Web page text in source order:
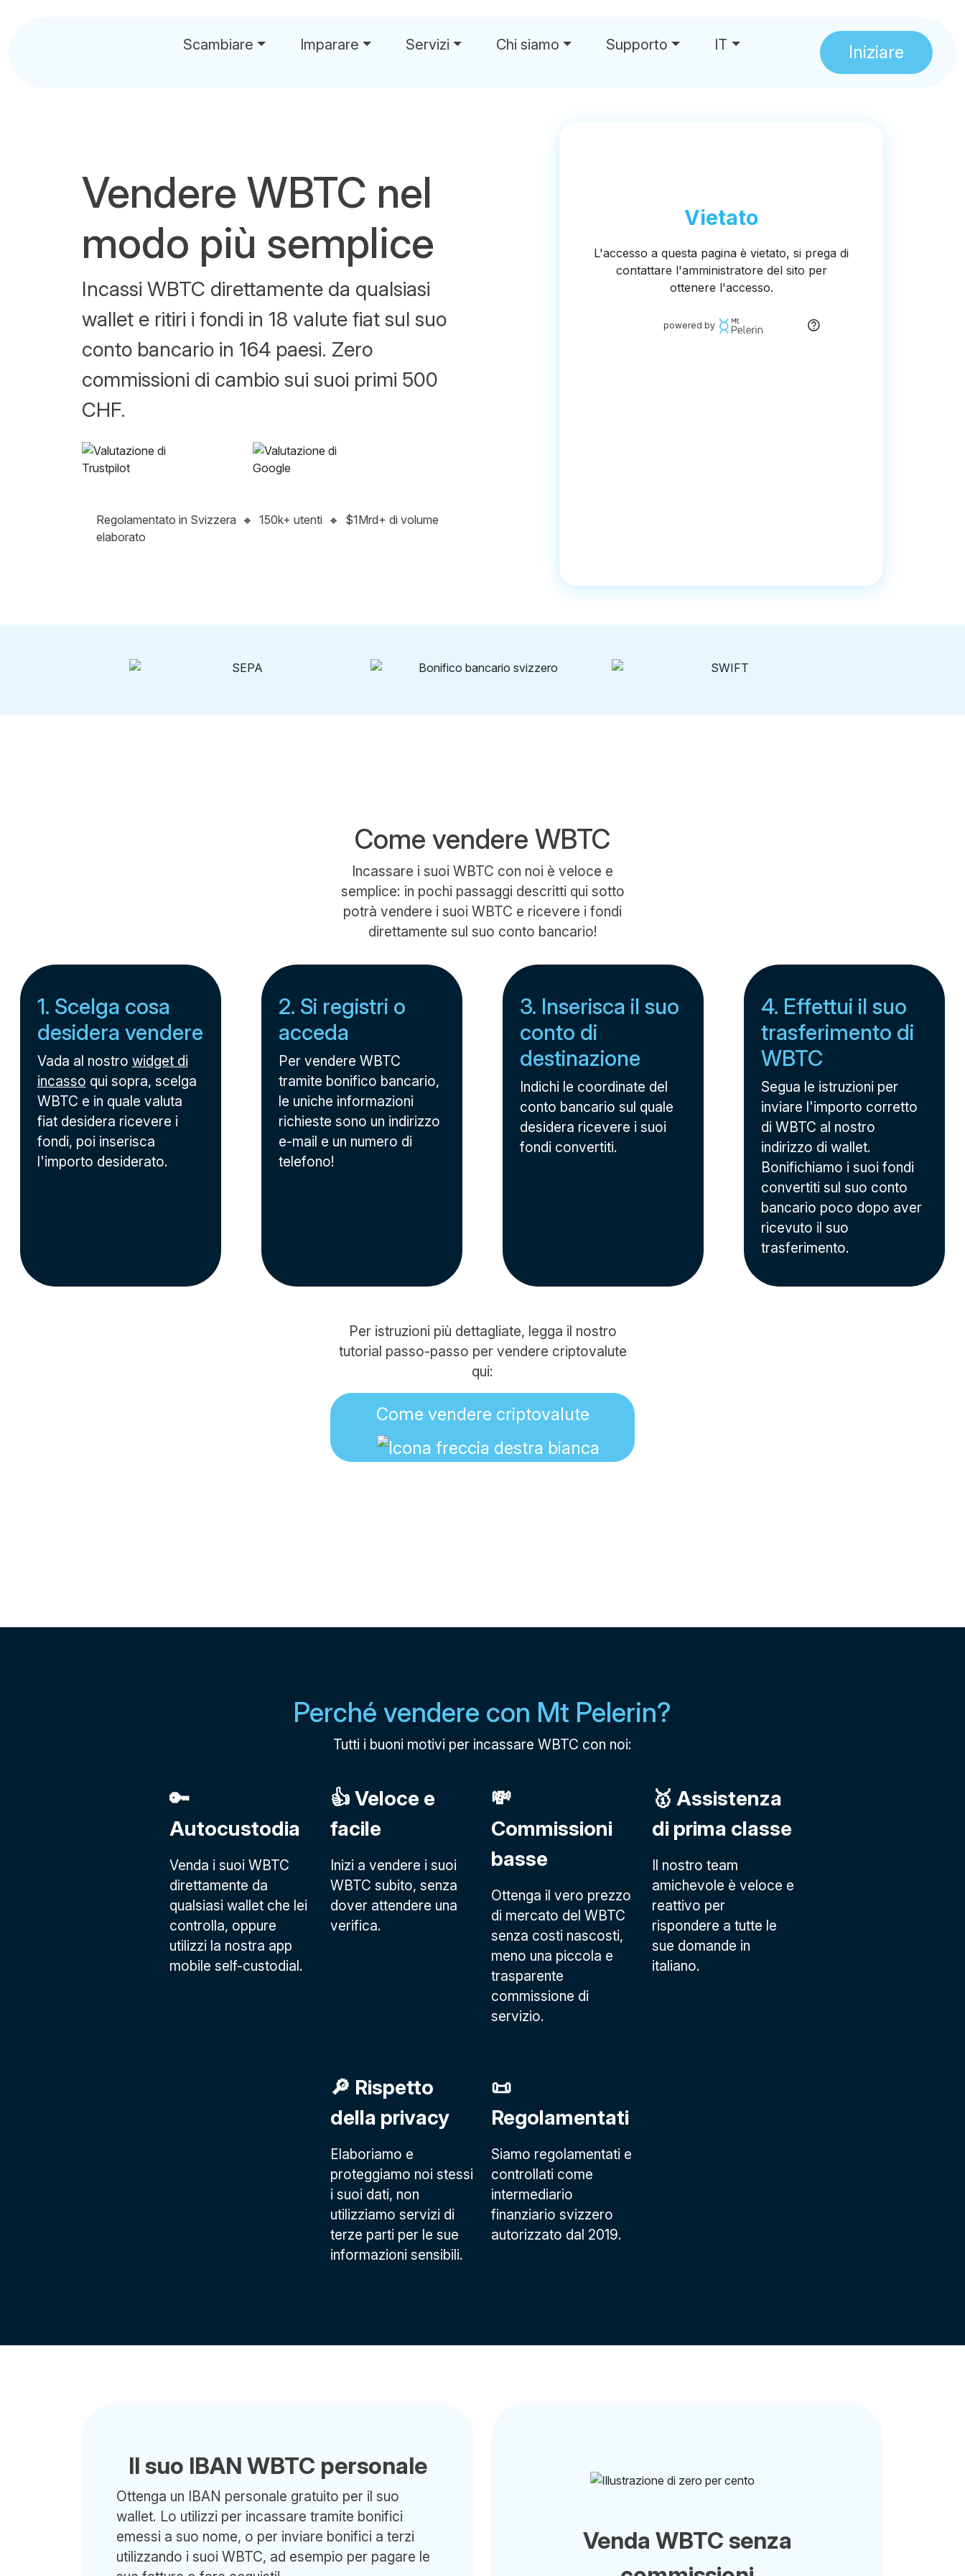
Scambiare Imparare Servizi Chi siamo Supporto IT Iniziare
Vendere WBTC nel
modo più semplice
Incassi WBTC direttamente da qualsiasi
wallet e ritiri i fondi in 18 valute fiat sul suo
conto bancario in 164 paesi. Zero
commissioni di cambio sui suoi primi 500
CHF.
Regolamentato in Svizzera 🔸 150k+ utenti 🔸
$1Mrd+ di volume
elaborato
Come vendere WBTC
Incassare i suoi WBTC con noi è veloce e
semplice: in pochi passaggi descritti qui sotto
potrà vendere i suoi WBTC e ricevere i fondi
direttamente sul suo conto bancario!
1. Scelga cosa
desidera vendere
Vada al nostro widget di
incasso qui sopra, scelga
WBTC e in quale valuta
fiat desidera ricevere i
fondi, poi inserisca
l'importo desiderato.
2. Si registri o
acceda
Per vendere WBTC
tramite bonifico bancario,
le uniche informazioni
richieste sono un indirizzo
e-mail e un numero di
telefono!
3. Inserisca il suo
conto di
destinazione
Indichi le coordinate del
conto bancario sul quale
desidera ricevere i suoi
fondi convertiti.
4. Effettui il suo
trasferimento di
WBTC
Segua le istruzioni per
inviare l'importo corretto
di WBTC al nostro
indirizzo di wallet.
Bonifichiamo i suoi fondi
convertiti sul suo conto
bancario poco dopo aver
ricevuto il suo
trasferimento.
Per istruzioni più dettagliate, legga il nostro
tutorial passo-passo per vendere criptovalute
qui:
Come vendere criptovalute
Perché vendere con Mt Pelerin?
Tutti i buoni motivi per incassare WBTC con noi:
🔑
Autocustodia
Venda i suoi WBTC
direttamente da
qualsiasi wallet che lei
controlla, oppure
utilizzi la nostra app
mobile self-custodial.
👍 Veloce e
facile
Inizi a vendere i suoi
WBTC subito, senza
dover attendere una
verifica.
💸
Commissioni
basse
Ottenga il vero prezzo
di mercato del WBTC
senza costi nascosti,
meno una piccola e
trasparente
commissione di
servizio.
🥇 Assistenza
di prima classe
Il nostro team
amichevole è veloce e
reattivo per
rispondere a tutte le
sue domande in
italiano.
🔎 Rispetto
della privacy
Elaboriamo e
proteggiamo noi stessi
i suoi dati, non
utilizziamo servizi di
terze parti per le sue
informazioni sensibili.
📜
Regolamentati
Siamo regolamentati e
controllati come
intermediario
finanziario svizzero
autorizzato dal 2019.
Il suo IBAN WBTC personale
Ottenga un IBAN personale gratuito per il suo
wallet. Lo utilizzi per incassare tramite bonifici
emessi a suo nome, o per inviare bonifici a terzi
utilizzando i suoi WBTC, ad esempio per pagare le
Venda WBTC senza